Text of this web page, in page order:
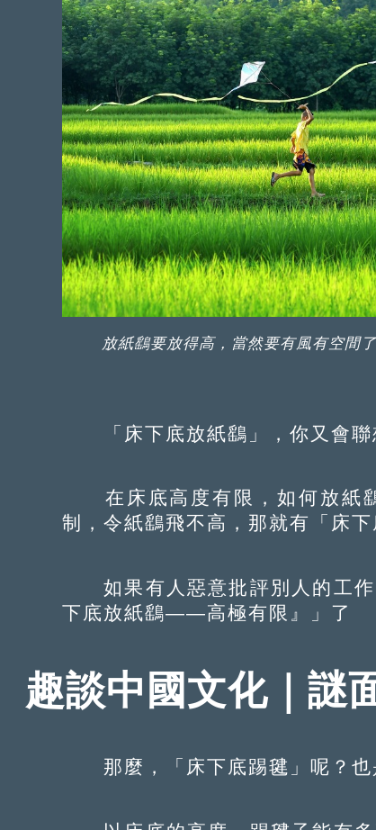
放紙鷂要放得高，當然要有風有空間
「床下底放紙鷂」，你又會聯
在床底高度有限，如何放紙鷂
制，令紙鷂飛不高，那就有「床
如果有人惡意批評別人的工作
下底放紙鷂——高極有限』」了
趣談中國文化｜謎
那麼，「床下底踢毽」呢？也